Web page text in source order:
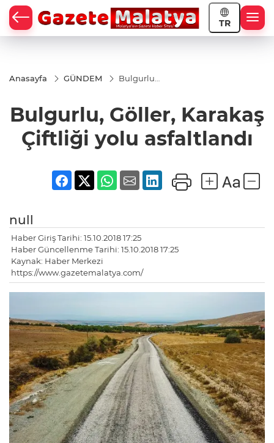
TR
Anasayfa GÜNDEM
Bulgurlu,
Çiftliği
yolu
Bulgurlu, Göller, Karakaş
Çiftliği yolu asfaltlandı
null
Haber Giriş Tarihi: 15.10.2018 17:25
Haber Güncellenme Tarihi: 15.10.2018 17:25
Kaynak: Haber Merkezi
https://www.gazetemalatya.com/